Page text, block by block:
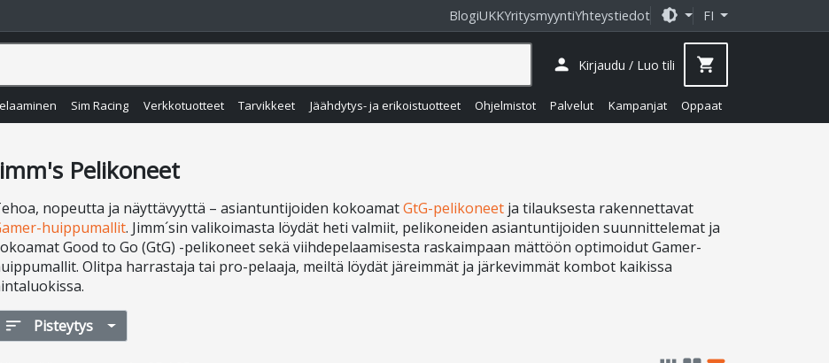
BlogiUKKYritysmyyntiYhteystiedot brightness_medium FI
Sim Racing Verkkotuotteet Tarvikkeet Jäähdytys- ja erikoistuotteet Ohjelmistot Palvelut Kampanjat Oppaat
person Kirjaudu / Luo tili shopping_cart
Pelikoneet
nopeutta ja näyttävyyttä – asiantuntijoiden kokoamatGtG-pelikoneet ja tilauksesta rakennettavat
huippumallit. Jimm´sin valikoimasta löydät heti valmiit, pelikoneiden asiantuntijoiden suunnittelemat ja
Good to Go (GtG) -pelikoneet sekä viihdepelaamisesta raskaimpaan mättöön optimoidut Gamer-
Olitpa harrastaja tai pro-pelaaja, meiltä löydät järeimmät ja järkevimmät kombot kaikissa
sort Pisteytys